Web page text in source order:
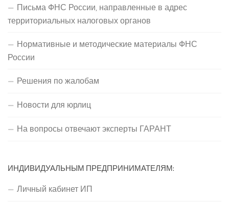
Письма ФНС России, направленные в адрес
территориальных налоговых органов
Нормативные и методические материалы ФНС
России
Решения по жалобам
Новости для юрлиц
На вопросы отвечают эксперты ГАРАНТ
ИНДИВИДУАЛЬНЫМ ПРЕДПРИНИМАТЕЛЯМ:
Личный кабинет ИП